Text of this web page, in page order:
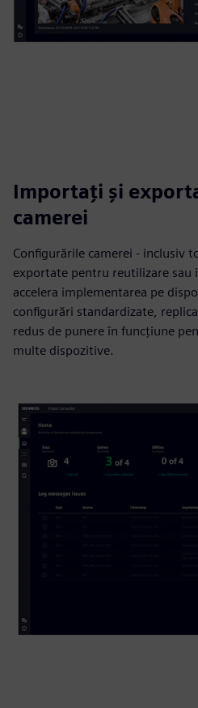
Importați și
camerei
Configurările camerei - inclusiv
exportate pentru reutilizare sau
accelera implementarea pe
configurări standardizate,
redus de punere în funcțiune
multe dispozitive.